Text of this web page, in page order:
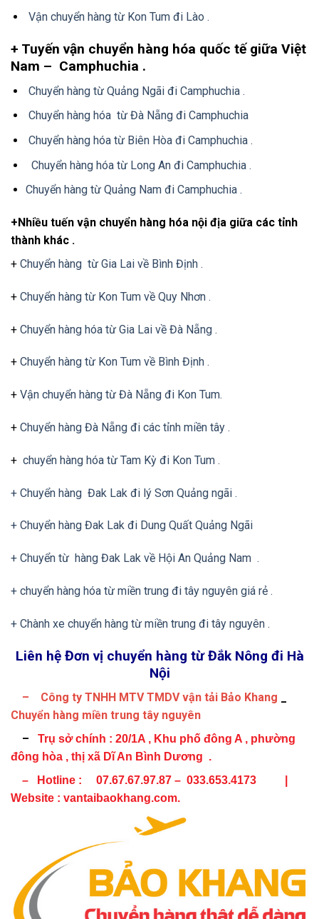
Vận chuyển hàng từ Kon Tum đi Lào .
+ Tuyến vận chuyển hàng hóa quốc tế giữa Việt
Nam – Camphuchia .
Chuyển hàng từ Quảng Ngãi đi Camphuchia .
Chuyển hàng hóa từ Đà Nẵng đi Camphuchia
Chuyển hàng hóa từ Biên Hòa đi Camphuchia .
Chuyển hàng hóa từ Long An đi Camphuchia .
Chuyển hàng từ Quảng Nam đi Camphuchia .
+Nhiều tuến vận chuyển hàng hóa nội địa giữa các tỉnh
thành khác .
+ Chuyển hàng từ Gia Lai về Bình Định .
+ Chuyển hàng từ Kon Tum về Quy Nhơn .
+ Chuyển hàng hóa từ Gia Lai về Đà Nẵng .
+ Chuyển hàng từ Kon Tum về Bình Định .
+ Vận chuyển hàng từ Đà Nẵng đi Kon Tum.
+ Chuyển hàng Đà Nẵng đi các tỉnh miền tây .
+ chuyển hàng hóa từ Tam Kỳ đi Kon Tum .
+ Chuyển hàng Đak Lak đi lý Sơn Quảng ngãi .
+ Chuyển hàng Đak Lak đi Dung Quất Quảng Ngãi
+ Chuyển từ hàng Đak Lak về Hội An Quảng Nam .
+ chuyển hàng hóa từ miền trung đi tây nguyên giá rẻ .
+ Chành xe chuyển hàng từ miền trung đi tây nguyên .
Liên hệ Đơn vị chuyển hàng từ Đắk Nông đi Hà
Nội
– Công ty TNHH MTV TMDV vận tải Bảo Khang
Chuyển hàng miền trung tây nguyên
– Trụ sở chính : 20/1A , Khu phố đông A , phường
đông hòa , thị xã Dĩ An Bình Dương .
– Hotline : 07.67.67.97.87 – 033.653.4173 |
Website : vantaibaokhang.com.